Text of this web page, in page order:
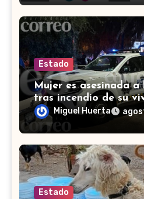
Estado
Mujer es asesinada
tras incendio de su
bombas molotov
Miguel Huerta
Estado